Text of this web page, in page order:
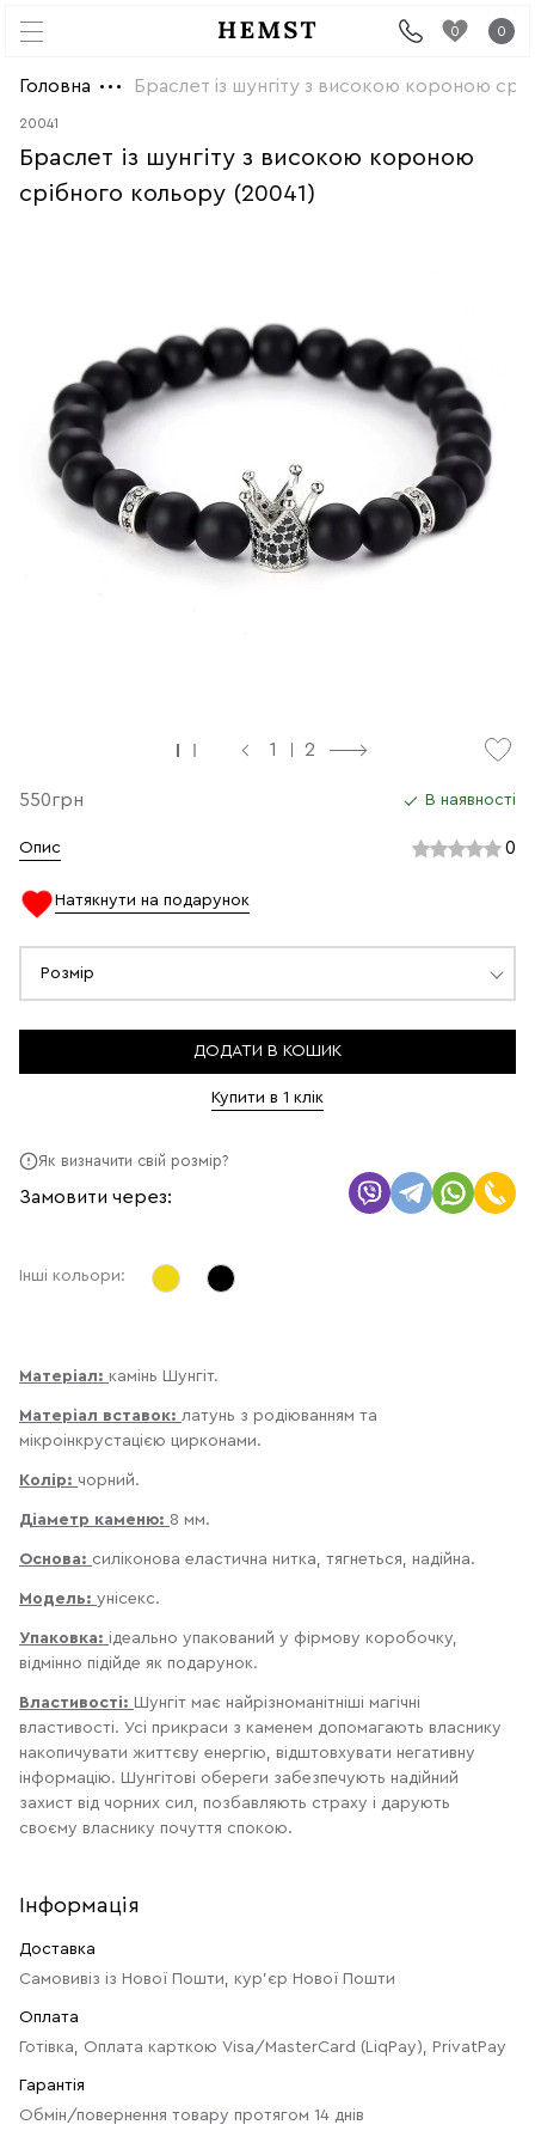
0 0
Головна Браслет із шунгіту з високою короною
20041
Браслет із шунгіту з високою короною
срібного кольору (20041)
1 2
550грн В наявності
Опис 0
Натякнути на подарунок
Розмір
ДОДАТИ В КОШИК
Купити в 1 клік
Як визначити свій розмір?
Замовити через:
Інші кольори:
Матеріал: камінь Шунгіт.
Матеріал вставок: латунь з родіюванням та
мікроінкрустацією цирконами.
Колір: чорний.
Діаметр каменю: 8 мм.
Основа: силіконова еластична нитка, тягнеться, надійна.
Модель: унісекс.
Упаковка: ідеально упакований у фірмову коробочку,
відмінно підійде як подарунок.
Властивості: Шунгіт має найрізноманітніші магічні
властивості. Усі прикраси з каменем допомагають власнику
накопичувати життєву енергію, відштовхувати негативну
інформацію. Шунгітові обереги забезпечують надійний
захист від чорних сил, позбавляють страху і дарують
своєму власнику почуття спокою.
Інформація
Доставка
Самовивіз із Нової Пошти, кур'єр Нової Пошти
Оплата
Готівка, Оплата карткою Visa/MasterCard (LiqPay), PrivatPay
Гарантія
Обмін/повернення товару протягом 14 днів